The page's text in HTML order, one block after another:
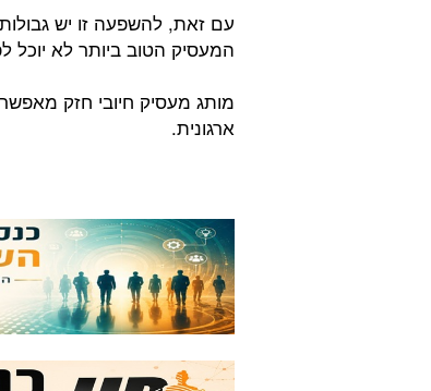
עם זאת, להשפעה זו יש
המעסיק הטוב ביותר לא יוכל
מותג מעסיק חיובי חזק
ארגונית.